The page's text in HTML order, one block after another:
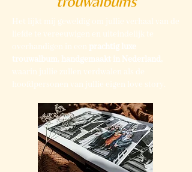
Het lijkt mij geweldig om jullie verhaal van de
liefde te vereeuwigen en uiteindelijk te
overhandigen in een prachtig luxe
trouwalbum, handgemaakt in Nederland,
waarin jullie zullen verdwalen als de
hoofdpersonen van jullie eigen love story.